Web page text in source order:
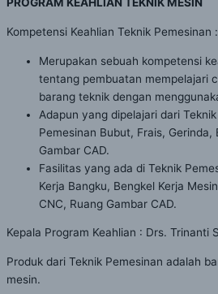
Kompetensi Keahlian Teknik Pemesinan :
Merupakan sebuah kompetensi
tentang pembuatan mempelajari
barang teknik dengan
Adapun yang dipelajari dari
Pemesinan Bubut, Frais, Gerinda,
Gambar CAD.
Fasilitas yang ada di Teknik
Kerja Bangku, Bengkel Kerja
CNC, Ruang Gambar CAD.
Kepala Program Keahlian : Drs. Trinanti
Produk dari Teknik Pemesinan adalah
mesin.